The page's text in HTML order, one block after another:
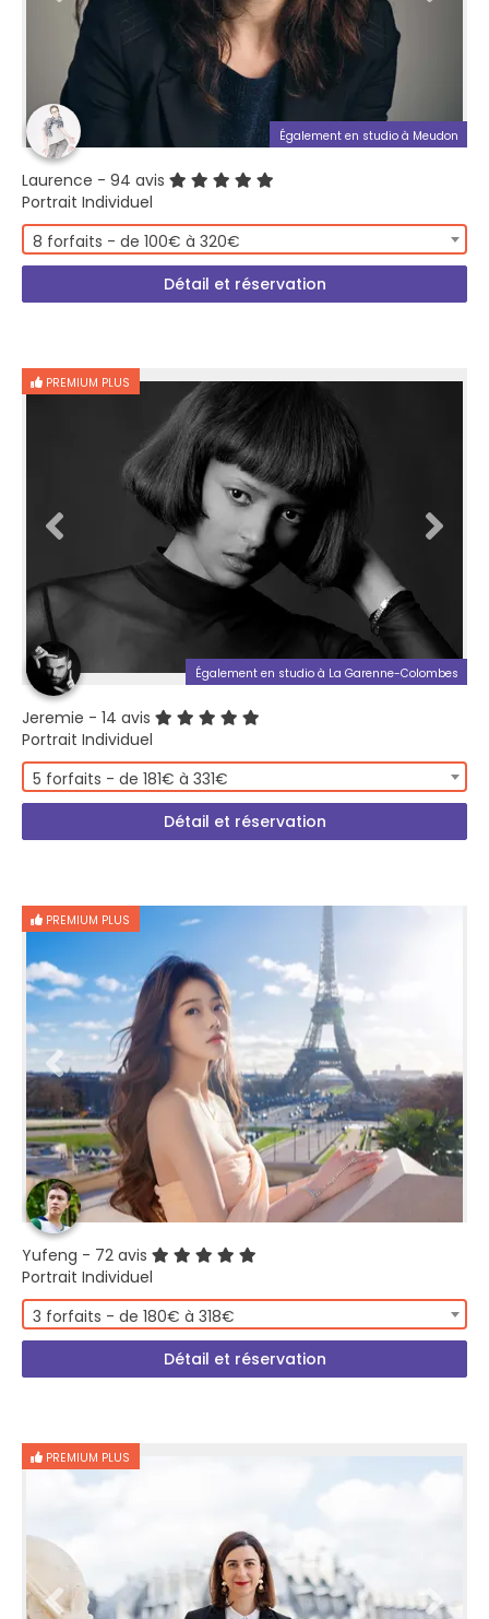
Également en studio à Meudon
Laurence - 94 avis
Portrait Individuel
8 forfaits - de 100€ à 320€
Détail et réservation
PREMIUM PLUS
Également en studio à La Garenne-Colombes
Jeremie - 14 avis
Portrait Individuel
5 forfaits - de 181€ à 331€
Détail et réservation
PREMIUM PLUS
Yufeng - 72 avis
Portrait Individuel
3 forfaits - de 180€ à 318€
Détail et réservation
PREMIUM PLUS